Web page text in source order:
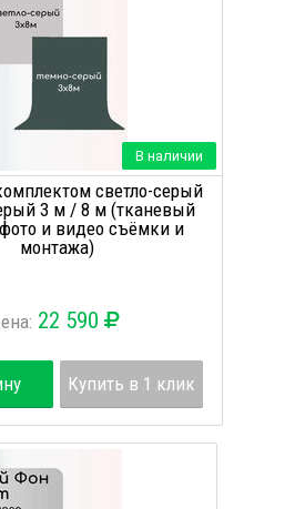
В наличии
светло-серый
3 м / 8 м (тканевый
и видео съёмки и
монтажа)
22 590
Купить в 1 клик